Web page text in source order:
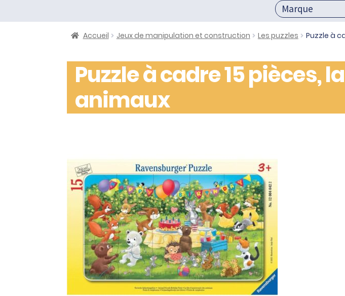
Accueil Jeux de manipulation et construction Les puzzles Puzzle à
Puzzle à cadre 15 pièces,
animaux